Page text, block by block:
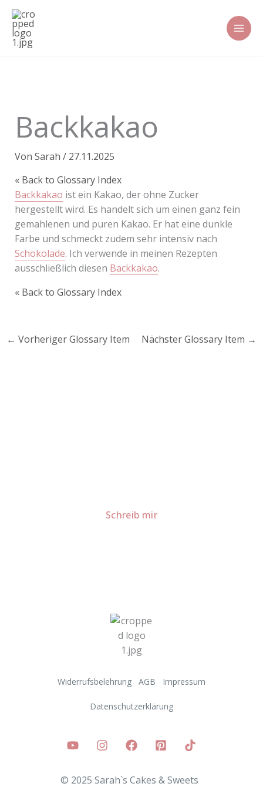
Zum
Inhalt
springen
Backkakao
Von Sarah / 27.11.2025
« Back to Glossary Index
Backkakao ist ein Kakao, der ohne Zucker
hergestellt wird. Es handelt sich um einen ganz fein
gemahlenen und puren Kakao. Er hat eine dunkle
Farbe und schmeckt zudem sehr intensiv nach
Schokolade. Ich verwende in meinen Rezepten
ausschließlich diesen Backkakao.
« Back to Glossary Index
← Vorheriger Glossary Item Nächster Glossary Item →
Schreib mir
Widerrufsbelehrung AGB Impressum
Datenschutzerklärung
© 2025 Sarah`s Cakes & Sweets